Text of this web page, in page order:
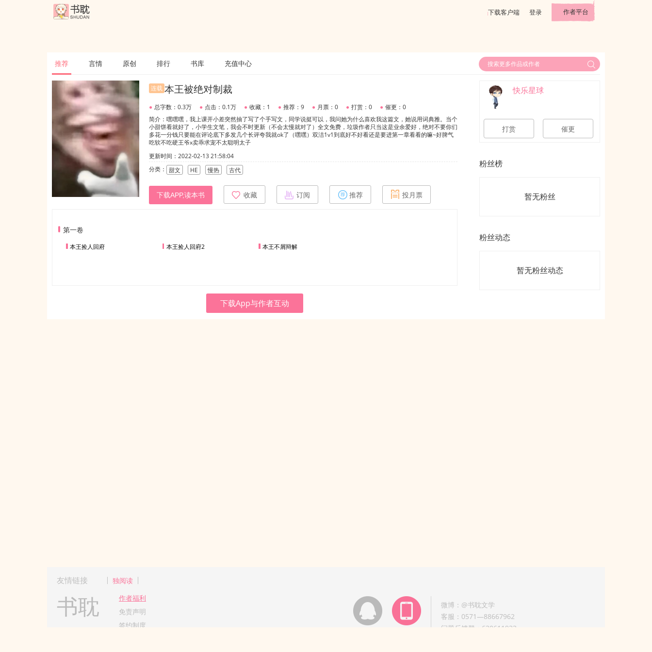
下载客户端 登录 作者平台
推荐 言情 原创 排行 书库 充值中心
连载 本王被绝对制裁
● 总字数：0.3万 ● 点击：0.1万 ● 收藏：1 ● 推荐：9 ● 月票：0 ● 打赏：0 ● 催更：0
简介：嘿嘿嘿，我上课开小差突然抽了写了个手写文，同学说挺可以，我问她为什么喜欢我这篇文，她说用词典雅。当个
小甜饼看就好了，小学生文笔，我会不时更新（不会太慢就对了）全文免费，垃圾作者只当这是业余爱好，绝对不要你们
多花一分钱只要能在评论底下多发几个长评夸我就ok了（嘿嘿）双洁1v1到底好不好看还是要进第一章看看的嘛~好脾气
吃软不吃硬王爷x卖乖求宠不太聪明太子
更新时间：2022-02-13 21:58:04
分类： 甜文 HE 慢热 古代
下载APP,读本书 收藏 订阅 推荐 投月票
第一卷
本王捡人回府 本王捡人回府2 本王不屑辩解
下载App与作者互动
快乐星球
打赏 催更
粉丝榜
暂无粉丝
粉丝动态
暂无粉丝动态
友情链接 独阅读
书耽
作者福利
免责声明
签约制度
微博：@书耽文学
客服：0571—88667962
问题反馈群：630611933